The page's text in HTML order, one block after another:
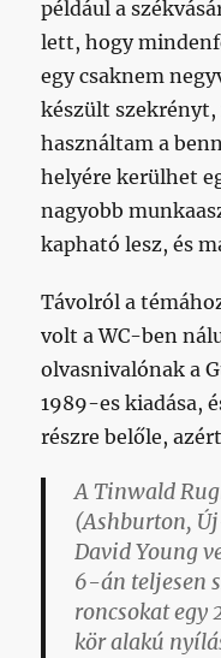
például a
lett, hogy
egy csaknem
készült
használtam a
helyére kerülhet
nagyobb
kapható lesz, és
Távolról a
volt a WC-ben
olvasnivalónak a
1989-es kiadása,
részre belőle,
A Tinwald
(Ashburton,
David Young
6-án teljesen
roncsokat egy
kör alakú